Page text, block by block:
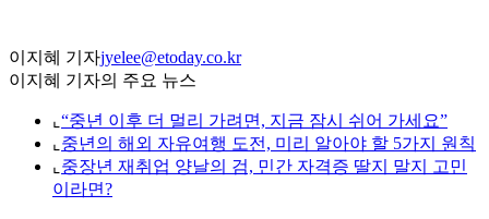
이지혜 기자jyelee@etoday.co.kr
이지혜 기자의 주요 뉴스
⌞ “중년 이후 더 멀리 가려면, 지금 잠시 쉬어 가세요”
⌞ 중년의 해외 자유여행 도전, 미리 알아야 할 5가지 원칙
⌞ 중장년 재취업 양날의 검, 민간 자격증 딸지 말지 고민
이라면?